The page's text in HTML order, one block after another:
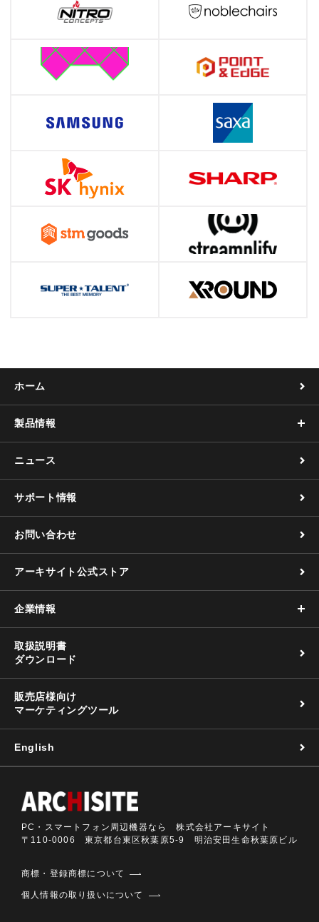
ホーム
製品情報
ニュース
サポート情報
お問い合わせ
アーキサイト公式ストア
企業情報
取扱説明書
ダウンロード
販売店様向け
マーケティングツール
English
PC・スマートフォン周辺機器なら 株式会社アーキサイト
〒110-0006 東京都台東区秋葉原5-9 明治安田生命秋葉原ビル
商標・登録商標について
個人情報の取り扱いについて